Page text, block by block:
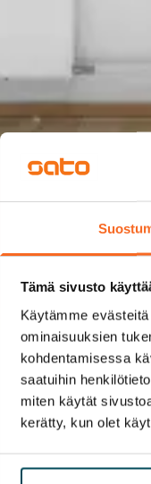
Tämä sivusto
Käytämme
ominaisuuksien
kohdentamisessa
saatuihin
miten käytät
kerätty, kun olet